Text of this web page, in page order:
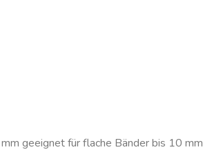
geeignet für flache Bänder bis 10 mm